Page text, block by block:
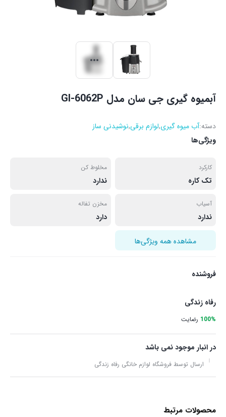
آبمیوه گیری جی سان مدل GI-6062P
دسته:آب میوه گیری,لوازم برقی,نوشیدنی ساز
ویژگی‌ها
کارکرد
تک کاره
مخلوط کن
ندارد
آسیاب
ندارد
مخزن تفاله
دارد
مشاهده همه ویژگی‌ها
فروشنده
رفاه زندگی
100% رضایت
در انبار موجود نمی باشد
ارسال توسط فروشگاه لوازم خانگی رفاه زندگی
محصولات مرتبط